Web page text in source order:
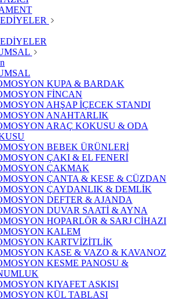
KUPA & BARDAK
FİNCAN
AHŞAP İÇECEK STANDI
ANAHTARLIK
ARAÇ KOKUSU & ODA
BEBEK ÜRÜNLERİ
ÇAKI & EL FENERİ
ÇAKMAK
ÇANTA & KESE & CÜZDAN
ÇAYDANLIK & DEMLİK
DEFTER & AJANDA
DUVAR SAATİ & AYNA
HOPARLÖR & SARJ CİHAZI
KALEM
KARTVİZİTLİK
KASE & VAZO & KAVANOZ
KESME PANOSU &
KIYAFET ASKISI
KÜL TABLASI